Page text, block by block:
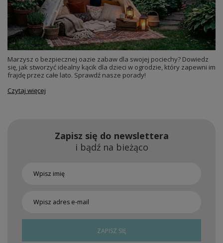
Marzysz o bezpiecznej oazie zabaw dla swojej pociechy? Dowiedz
się, jak stworzyć idealny kącik dla dzieci w ogrodzie, który zapewni im
frajdę przez całe lato. Sprawdź nasze porady!
Czytaj więcej
Zapisz się do newslettera
i bądź na bieżąco
ZAPISZ SIĘ